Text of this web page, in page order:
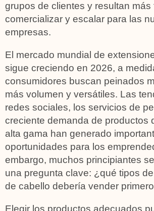
grupos de clientes y resultan más
comercializar y escalar para las
empresas.
El mercado mundial de
sigue creciendo en 2026, a
consumidores buscan peinados
más volumen y versátiles. Las
redes sociales, los servicios de
creciente demanda de productos
alta gama han generado
oportunidades para los
embargo, muchos principiantes
una pregunta clave: ¿qué tipos
de cabello debería vender
Elegir los productos adecuados